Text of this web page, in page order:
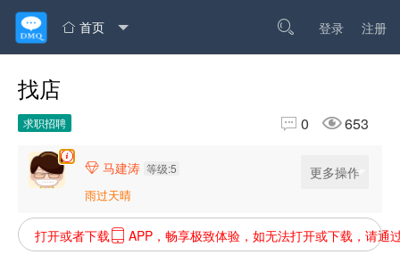
 首页  登录 注册
找店
求职招聘  0 653
 马建涛 等级:5
雨过天晴
更多操作
打开或者下载 APP，畅享极致体验，如无法打开或下载，请通